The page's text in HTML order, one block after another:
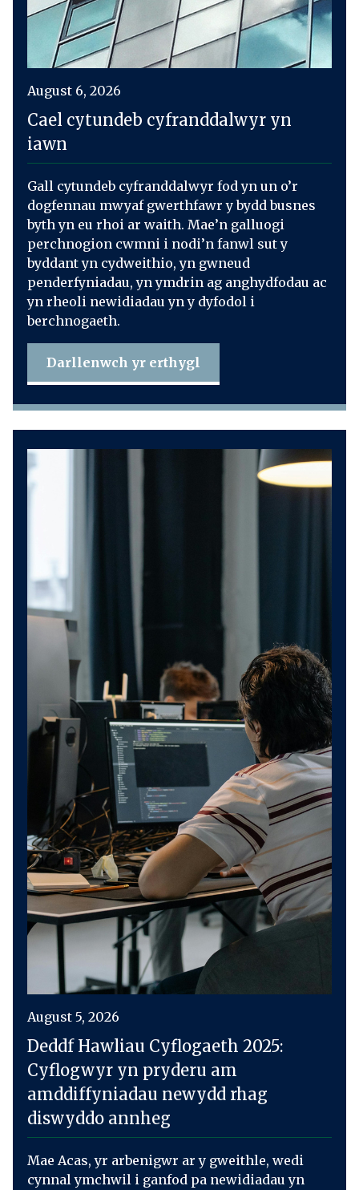
August 6, 2026
Cael cytundeb cyfranddalwyr yn
iawn
Gall cytundeb cyfranddalwyr fod yn un o’r
dogfennau mwyaf gwerthfawr y bydd busnes
byth yn eu rhoi ar waith. Mae’n galluogi
perchnogion cwmni i nodi’n fanwl sut y
byddant yn cydweithio, yn gwneud
penderfyniadau, yn ymdrin ag anghydfodau ac
yn rheoli newidiadau yn y dyfodol i
berchnogaeth.
Darllenwch yr erthygl
August 5, 2026
Deddf Hawliau Cyflogaeth 2025:
Cyflogwyr yn pryderu am
amddiffyniadau newydd rhag
diswyddo annheg
Mae Acas, yr arbenigwr ar y gweithle, wedi
cynnal ymchwil i ganfod pa newidiadau yn